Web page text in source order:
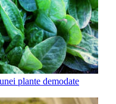
plante demodate